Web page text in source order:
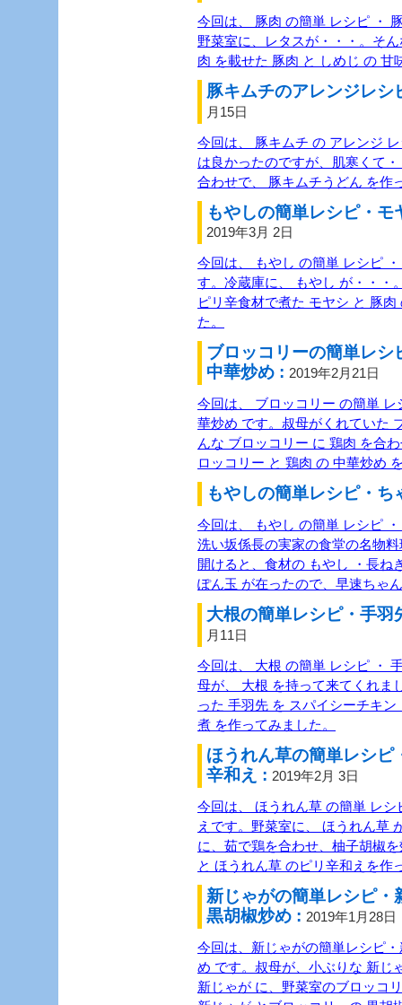
今回は、 豚肉 の簡単 レシピ ・
野菜室に、レタスが・・・。そ
肉 を載せた 豚肉 と しめじ の 甘
豚キムチのアレンジレ
月15日
今回は、 豚キムチ の アレンジ
は良かったのですが、肌寒くて
合わせで、 豚キムチうどん を作
もやしの簡単レシピ・
2019年3月 2日
今回は、 もやし の簡単 レシピ
す。冷蔵庫に、 もやし が・・・
ピリ辛食材で煮た モヤシ と 豚
た。
ブロッコリーの簡単レシ
中華炒め : 2019年2月21日
今回は、 ブロッコリー の簡単
華炒め です。叔母がくれていた
んな ブロッコリー に 鶏肉 を合
ロッコリー と 鶏肉 の 中華炒め
もやしの簡単レシピ・
今回は、 もやし の簡単 レシピ
洗い坂係長の実家の食堂の名物
開けると、食材の もやし ・長ね
ぽん玉 が在ったので、早速ちゃ
大根の簡単レシピ・手
月11日
今回は、 大根 の簡単 レシピ ・
母が、 大根 を持って来てくれま
った 手羽先 を スパイシーチキ
煮 を作ってみました。
ほうれん草の簡単レシピ
辛和え : 2019年2月 3日
今回は、 ほうれん草 の簡単 レ
えです。野菜室に、 ほうれん草
に、茹で鶏を合わせ、柚子胡椒
と ほうれん草 のピリ辛和えを作
新じゃがの簡単レシピ・
黒胡椒炒め : 2019年1月28日
今回は、新じゃがの簡単レシピ
め です。叔母が、小ぶりな 新じ
新じゃが に、野菜室のブロッコ